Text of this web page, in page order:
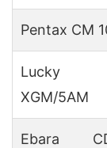
Pentax CM
Lucky
XGM/5AM
Ebara